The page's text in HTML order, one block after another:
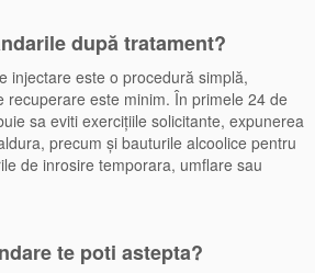
după tratament?
injectare este o procedură simplă,
recuperare este minim. În primele 24 de
sa eviti exerciţiile solicitante, expunerea
precum şi bauturile alcoolice pentru
de inrosire temporara, umflare sau
te poti astepta?